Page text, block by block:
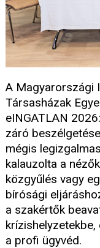
A Magyarországi
Társasházak
eINGATLAN
záró
mégis
kalauzolta a
közgyűlés vagy
bírósági
a szakértők
a profi ügyvéd.